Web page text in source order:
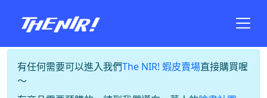
有任何需要可以進入我們The NIR! 蝦皮賣場直接購買喔
～